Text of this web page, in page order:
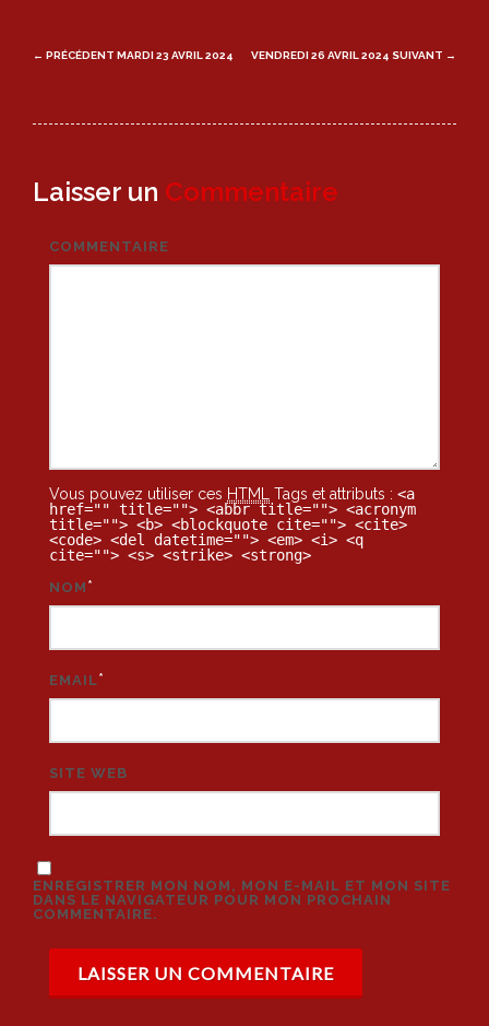
Post
← PRÉCÉDENT MARDI 23 AVRIL 2024 VENDREDI 26 AVRIL 2024 SUIVANT →
Laisser un Commentaire
COMMENTAIRE
Vous pouvez utiliser ces HTML Tags et attributs : <a
href="" title=""> <abbr title=""> <acronym
title=""> <b> <blockquote cite=""> <cite>
<code> <del datetime=""> <em> <i> <q
cite=""> <s> <strike> <strong>
NOM *
EMAIL*
SITE WEB
ENREGISTRER MON NOM, MON E-MAIL ET MON SITE
DANS LE NAVIGATEUR POUR MON PROCHAIN
COMMENTAIRE.